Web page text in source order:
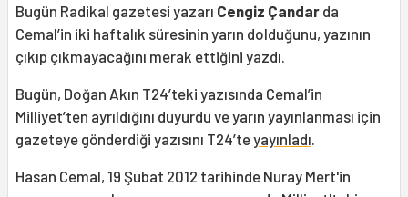
Bugün Radikal gazetesi yazarı Cengiz Çandar da
Cemal’in iki haftalık süresinin yarın dolduğunu, yazının
çıkıp çıkmayacağını merak ettiğini yazdı
Bugün, Doğan Akın T24’teki yazısında Cemal’in
Milliyet’ten ayrıldığını duyurdu ve yarın yayınlanması için
gazeteye gönderdiği yazısını T24’teyayınladı
Hasan Cemal, 19 Şubat 2012 tarihinde Nuray Mert'in